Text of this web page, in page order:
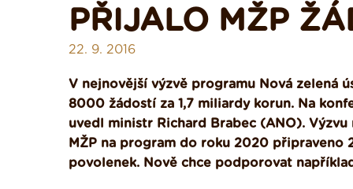
PŘIJALO MŽP
22. 9. 2016
V nejnovější výzvě programu Nová zelená
8000 žádostí za 1,7 miliardy korun. Na
uvedl ministr Richard Brabec (ANO).
MŽP na program do roku 2020 připraveno
povolenek. Nově chce podporovat